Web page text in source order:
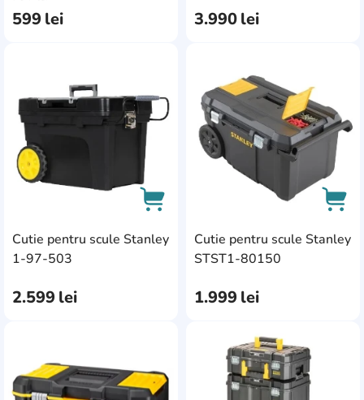
599 lei 3.990lei
Cutie pentru scule Stanley
1-97-503
2.599 lei
AddCardToFavourite
AddCardToCart
Cutie pentru scule Stanley
STST1-80150
1.999 lei
AddCardToFavourite